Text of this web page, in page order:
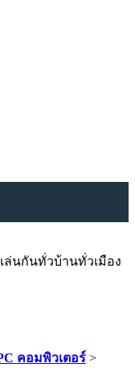
เล่นกันทั่วบ้านทั่วเมือง
คอมพิวเตอร์ >